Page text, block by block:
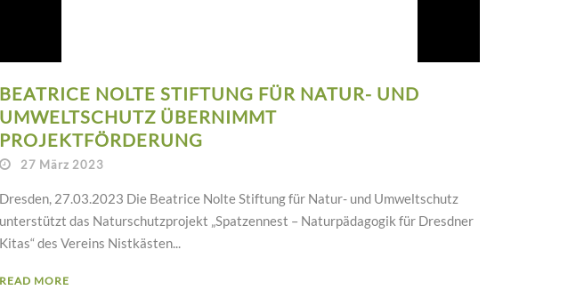
BEATRICE NOLTE STIFTUNG FÜR NATUR- UND
UMWELTSCHUTZ ÜBERNIMMT
PROJEKTFÖRDERUNG
27 März 2023
Dresden, 27.03.2023 Die Beatrice Nolte Stiftung für Natur- und Umweltschutz
unterstützt das Naturschutzprojekt „Spatzennest – Naturpädagogik für Dresdner
Kitas“ des Vereins Nistkästen...
READ MORE